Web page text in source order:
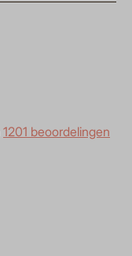
1201 beoordelingen